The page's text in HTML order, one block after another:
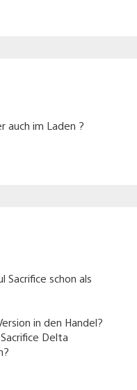
auch im Laden ?
Sacrifice schon als
in den Handel?
Delta